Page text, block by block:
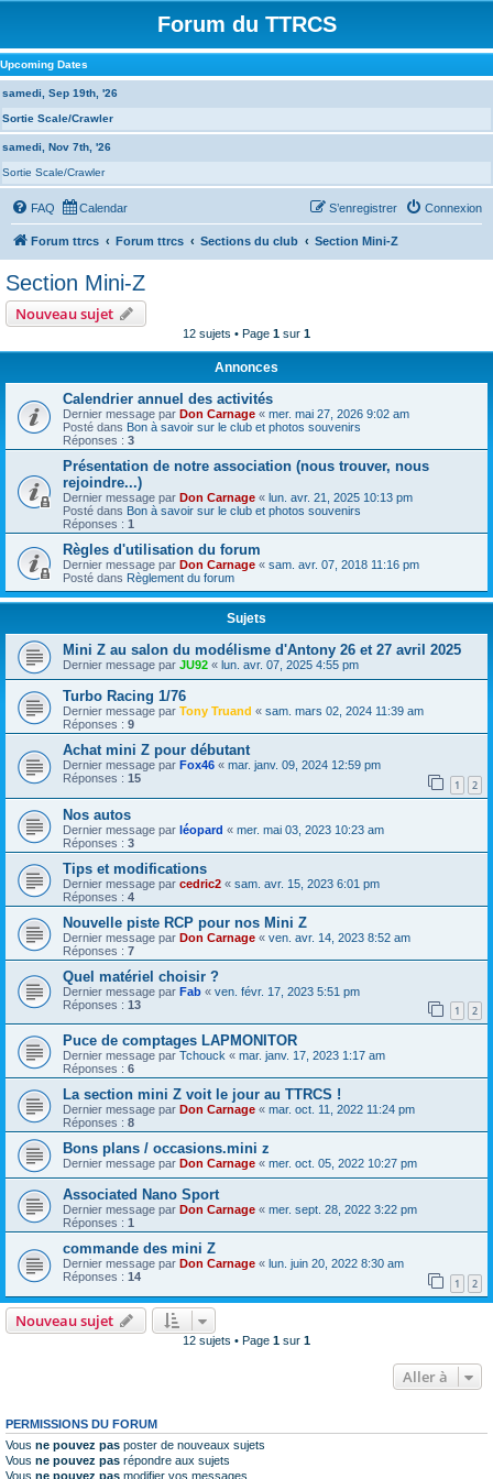
Forum du TTRCS
Upcoming Dates
samedi, Sep 19th, '26
Sortie Scale/Crawler
samedi, Nov 7th, '26
Sortie Scale/Crawler
FAQ Calendar Connexion
S’enregistrer
Forum ttrcs Forum ttrcs Sections du club Section Mini-Z
Section Mini-Z
Nouveau sujet
12 sujets • Page 1 sur 1
Annonces
Calendrier annuel des activités
Dernier message par Don Carnage « mer. mai 27, 2026 9:02 am
Posté dans Bon à savoir sur le club et photos souvenirs
Réponses : 3
Présentation de notre association (nous trouver, nous
rejoindre...)
Dernier message par Don Carnage « lun. avr. 21, 2025 10:13 pm
Posté dans Bon à savoir sur le club et photos souvenirs
Réponses : 1
Règles d'utilisation du forum
Dernier message par Don Carnage « sam. avr. 07, 2018 11:16 pm
Posté dans Règlement du forum
Sujets
Mini Z au salon du modélisme d'Antony 26 et 27 avril 2025
Dernier message par JU92 « lun. avr. 07, 2025 4:55 pm
Turbo Racing 1/76
Dernier message par Tony Truand « sam. mars 02, 2024 11:39 am
Réponses : 9
Achat mini Z pour débutant
Dernier message par Fox46 « mar. janv. 09, 2024 12:59 pm
Réponses : 15 1 2
Nos autos
Dernier message par léopard « mer. mai 03, 2023 10:23 am
Réponses : 3
Tips et modifications
Dernier message par cedric2 « sam. avr. 15, 2023 6:01 pm
Réponses : 4
Nouvelle piste RCP pour nos Mini Z
Dernier message par Don Carnage « ven. avr. 14, 2023 8:52 am
Réponses : 7
Quel matériel choisir ?
Dernier message par Fab « ven. févr. 17, 2023 5:51 pm
Réponses : 13 1 2
Puce de comptages LAPMONITOR
Dernier message par Tchouck « mar. janv. 17, 2023 1:17 am
Réponses : 6
La section mini Z voit le jour au TTRCS !
Dernier message par Don Carnage « mar. oct. 11, 2022 11:24 pm
Réponses : 8
Bons plans / occasions.mini z
Dernier message par Don Carnage « mer. oct. 05, 2022 10:27 pm
Associated Nano Sport
Dernier message par Don Carnage « mer. sept. 28, 2022 3:22 pm
Réponses : 1
commande des mini Z
Dernier message par Don Carnage « lun. juin 20, 2022 8:30 am
Réponses : 14 1 2
Nouveau sujet
12 sujets • Page 1 sur 1
Aller à
PERMISSIONS DU FORUM
Vous ne pouvez pas poster de nouveaux sujets
Vous ne pouvez pas répondre aux sujets
Vous ne pouvez pas modifier vos messages